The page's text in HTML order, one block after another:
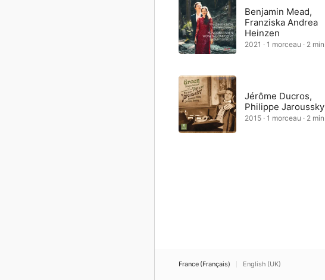
Benjamin Mead,
Franziska Andrea
Heinzen
2021 · 1 morceau · 2 min
Jérôme Ducros,
Philippe Jaroussky
2015 · 1 morceau · 2 min
France (Français) English (UK)